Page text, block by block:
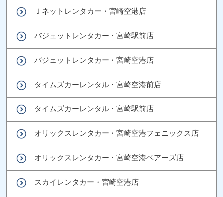
Ｊネットレンタカー・宮崎空港店
バジェットレンタカー・宮崎駅前店
バジェットレンタカー・宮崎空港店
タイムズカーレンタル・宮崎空港前店
タイムズカーレンタル・宮崎駅前店
オリックスレンタカー・宮崎空港フェニックス店
オリックスレンタカー・宮崎空港ベアーズ店
スカイレンタカー・宮崎空港店